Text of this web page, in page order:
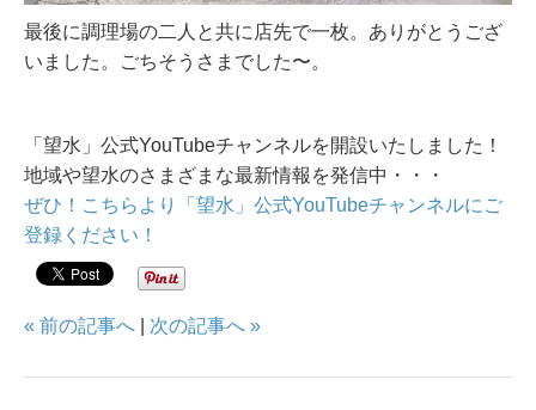
最後に調理場の二人と共に店先で一枚。ありがとうござ
いました。ごちそうさまでした〜。
「望水」公式YouTubeチャンネルを開設いたしました！
地域や望水のさまざまな最新情報を発信中・・・
ぜひ！こちらより「望水」公式YouTubeチャンネルにご
登録ください！
« 前の記事へ 次の記事へ »